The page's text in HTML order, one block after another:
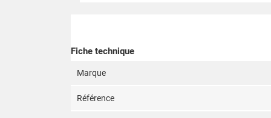
Fiche technique
Marque
Référence